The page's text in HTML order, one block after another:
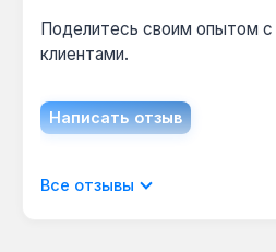
Поделитесь своим опытом с
клиентами.
Написать отзыв
Отображать отзывы
Все отзывы